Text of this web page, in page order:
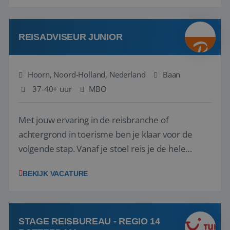
werken: of het nu gaat om vragen ...
REISADVISEUR JUNIOR
Hoorn, Noord-Holland, Nederland
Baan
37-40+ uur
MBO
Met jouw ervaring in de reisbranche of
achtergrond in toerisme ben je klaar voor de
volgende stap. Vanaf je stoel reis je de hele
wensen van je team, je klant en wat er in de
klanten te overtuigen om die droomreis te
boeken! ...
BEKIJK VACATURE
STAGE REISBUREAU - REGIO 14